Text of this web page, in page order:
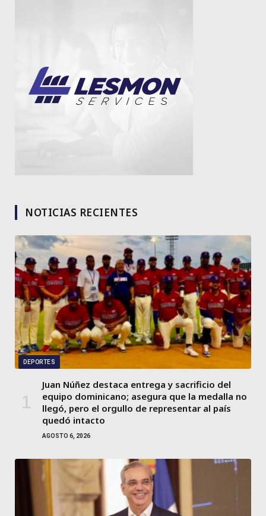
NOTICIAS RECIENTES
DEPORTES
Juan Núñez destaca entrega y sacrificio del
equipo dominicano; asegura que la medalla no
llegó, pero el orgullo de representar al país
quedó intacto
AGOSTO 6, 2026